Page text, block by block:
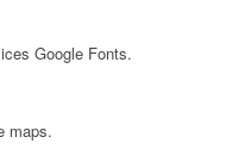
Google Fonts.
maps.